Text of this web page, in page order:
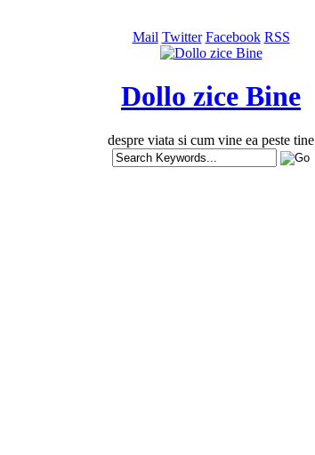
Mail Twitter Facebook RSS
Dollo zice Bine
despre viata si cum vine ea peste tine